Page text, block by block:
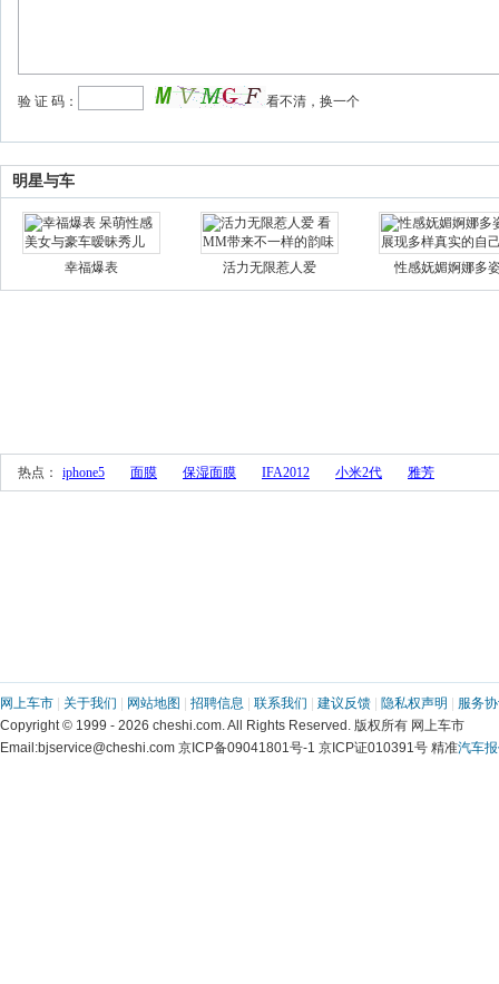
明星与车
幸福爆表 活力无限惹人爱 性感妩媚婀娜多
热点： iphone5 面膜 保湿面膜 IFA2012 小米2代 雅芳
网上车市 关于我们 网站地图 招聘信息 联系我们 建议反馈 隐私权声明
服务
Copyright © 1999 - 2026 cheshi.com. All Rights Reserved. 版权所有 网上车市
Email:bjservice@cheshi.com 京ICP备09041801号-1 京ICP证010391号 精准汽车